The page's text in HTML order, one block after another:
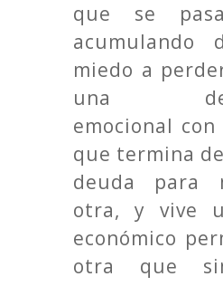
que se
acumulando
miedo a
una
emocional
que termina
deuda para
otra, y vive
económico
otra que